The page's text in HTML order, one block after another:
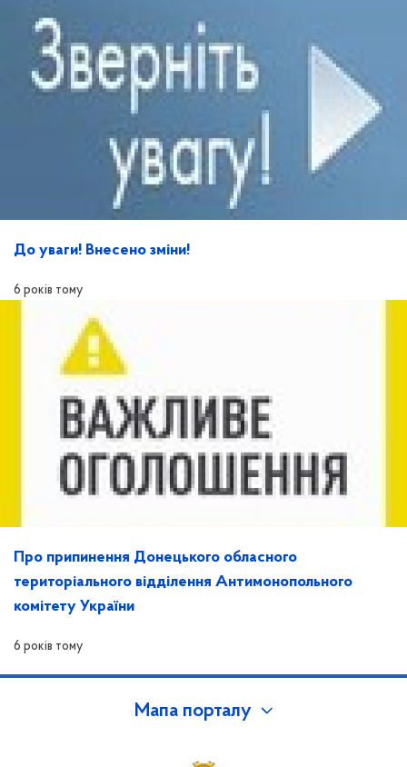
До уваги! Внесено зміни!
6 років тому
Про припинення Донецького обласного
територіального відділення Антимонопольного
комітету України
6 років тому
Мапа порталу